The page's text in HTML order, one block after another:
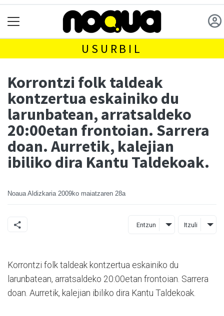
USURBIL
Korrontzi folk taldeak
kontzertua eskainiko du
larunbatean, arratsaldeko
20:00etan frontoian. Sarrera
doan. Aurretik, kalejian
ibiliko dira Kantu Taldekoak.
Noaua Aldizkaria 2009ko maiatzaren 28a
Entzun Itzuli
Korrontzi folk taldeak kontzertua eskainiko du
larunbatean, arratsaldeko 20:00etan frontoian. Sarrera
doan. Aurretik, kalejian ibiliko dira Kantu Taldekoak.